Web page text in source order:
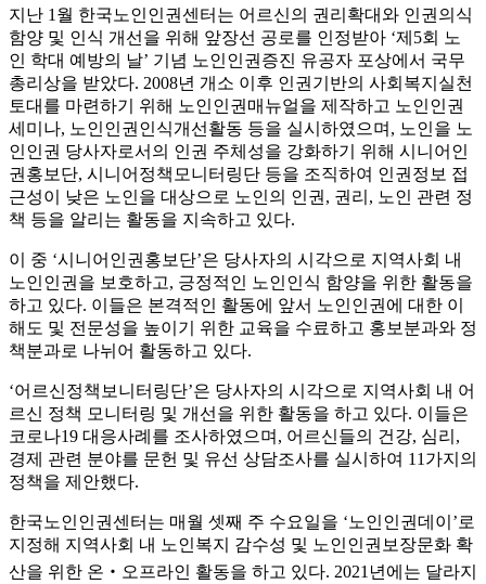
지난 1월 한국노인인권센터는 어르신의 권리확대와 인권의식
함양 및 인식 개선을 위해 앞장선 공로를 인정받아 ‘제5회 노
인 학대 예방의 날’ 기념 노인인권증진 유공자 포상에서 국무
총리상을 받았다. 2008년 개소 이후 인권기반의 사회복지실천
토대를 마련하기 위해 노인인권매뉴얼을 제작하고 노인인권
세미나, 노인인권인식개선활동 등을 실시하였으며, 노인을 노
인인권 당사자로서의 인권 주체성을 강화하기 위해 시니어인
권홍보단, 시니어정책모니터링단 등을 조직하여 인권정보 접
근성이 낮은 노인을 대상으로 노인의 인권, 권리, 노인 관련 정
책 등을 알리는 활동을 지속하고 있다.
이 중 ‘시니어인권홍보단’은 당사자의 시각으로 지역사회 내
노인인권을 보호하고, 긍정적인 노인인식 함양을 위한 활동을
하고 있다. 이들은 본격적인 활동에 앞서 노인인권에 대한 이
해도 및 전문성을 높이기 위한 교육을 수료하고 홍보분과와 정
책분과로 나뉘어 활동하고 있다.
‘어르신정책보니터링단’은 당사자의 시각으로 지역사회 내 어
르신 정책 모니터링 및 개선을 위한 활동을 하고 있다. 이들은
코로나19 대응사례를 조사하였으며, 어르신들의 건강, 심리,
경제 관련 분야를 문헌 및 유선 상담조사를 실시하여 11가지의
정책을 제안했다.
한국노인인권센터는 매월 셋째 주 수요일을 ‘노인인권데이’로
지정해 지역사회 내 노인복지 감수성 및 노인인권보장문화 확
산을 위한 온‧오프라인 활동을 하고 있다. 2021년에는 달라지